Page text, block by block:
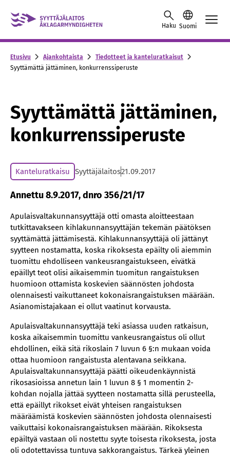
Skip to content -saavutettavuusohje
Haku Suomi
Etusivu Ajankohtaista
Tiedotteet ja kanteluratkaisut
Syyttämättä jättäminen, konkurrenssiperuste
Syyttämättä jättäminen,
konkurrenssiperuste
Kanteluratkaisu Syyttäjälaitos21.09.2017
Annettu 8.9.2017, dnro 356/21/17
Apulaisvaltakunnansyyttäjä otti omasta aloitteestaan
tutkittavakseen kihlakunnansyyttäjän tekemän päätöksen
syyttämättä jättämisestä. Kihlakunnansyyttäjä oli jättänyt
syytteen nostamatta, koska rikoksesta epäilty oli aiemmin
tuomittu ehdolliseen vankeusrangaistukseen, eivätkä
epäillyt teot olisi aikaisemmin tuomitun rangaistuksen
huomioon ottamista koskevien säännösten johdosta
olennaisesti vaikuttaneet kokonaisrangaistuksen määrään.
Asianomistajakaan ei ollut vaatinut korvausta.
Apulaisvaltakunnansyyttäjä teki asiassa uuden ratkaisun,
koska aikaisemmin tuomittu vankeusrangaistus oli ollut
ehdollinen, eikä sitä rikoslain 7 luvun 6 §:n mukaan voida
ottaa huomioon rangaistusta alentavana seikkana.
Apulaisvaltakunnansyyttäjä päätti oikeudenkäynnistä
rikosasioissa annetun lain 1 luvun 8 § 1 momentin 2-
kohdan nojalla jättää syytteen nostamatta sillä perusteella,
että epäillyt rikokset eivät yhteisen rangaistuksen
määräämistä koskevien säännösten johdosta olennaisesti
vaikuttaisi kokonaisrangaistuksen määrään. Rikoksesta
epäiltyä vastaan oli nostettu syyte toisesta rikoksesta, josta
oli odotettavissa tuntuva sakkorangaistus. Tärkeä yleinen